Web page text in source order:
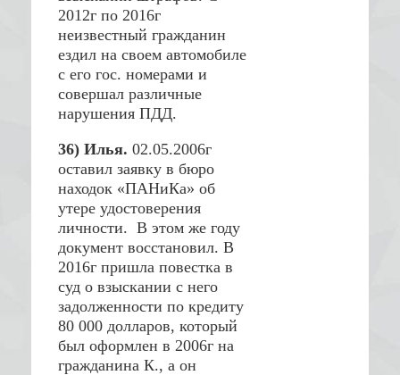
2012г по 2016г
неизвестный гражданин
ездил на своем автомобиле
с его гос. номерами и
совершал различные
нарушения ПДД.
36) Илья. 02.05.2006г
оставил заявку в бюро
находок «ПАНиКа» об
утере удостоверения
личности. В этом же году
документ восстановил. В
2016г пришла повестка в
суд о взыскании с него
задолженности по кредиту
80 000 долларов, который
был оформлен в 2006г на
гражданина К., а он